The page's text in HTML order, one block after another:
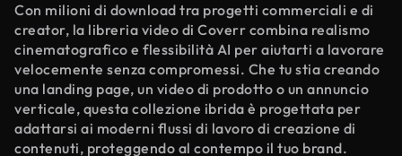
Con milioni di download tra progetti commerciali e di
creator, la libreria video di Coverr combina realismo
cinematografico e flessibilità AI per aiutarti a lavorare
velocemente senza compromessi. Che tu stia creando
una landing page, un video di prodotto o un annuncio
verticale, questa collezione ibrida è progettata per
adattarsi ai moderni flussi di lavoro di creazione di
contenuti, proteggendo al contempo il tuo brand.